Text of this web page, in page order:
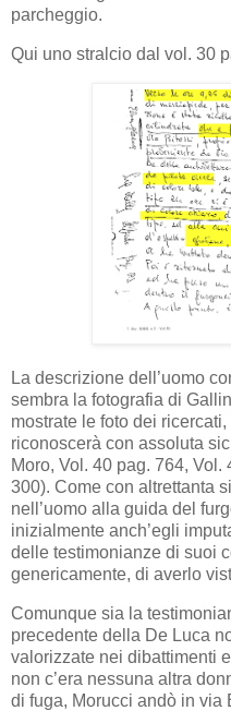
parcheggio.
Qui uno stralcio dal vol. 30
La descrizione dell’uomo
sembra la fotografia di
mostrate le foto dei
riconoscerà con assoluta
Moro, Vol. 40 pag. 764,
300). Come con altrettanta
nell’uomo alla guida del
inizialmente anch’egli
delle testimonianze di suoi
genericamente, di averlo
Comunque sia la
precedente della De Luca
valorizzate nei dibattimenti
non c’era nessuna altra
di fuga, Morucci andò in via